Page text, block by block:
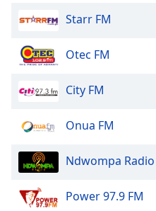
Style
Font
Done
Dialog
Starr FM
Otec FM
City FM
Onua FM
Ndwompa Radio
Power 97.9 FM